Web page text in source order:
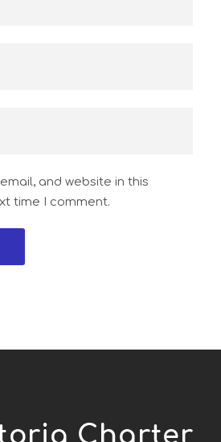
and website in this
time I comment.